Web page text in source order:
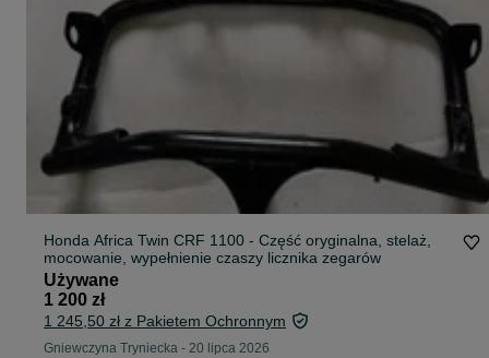
Honda Africa Twin CRF 1100 - Część oryginalna, stelaż,
mocowanie, wypełnienie czaszy licznika zegarów
Używane
1 200 zł
1 245,50 zł z Pakietem Ochronnym
Gniewczyna Tryniecka - 20 lipca 2026